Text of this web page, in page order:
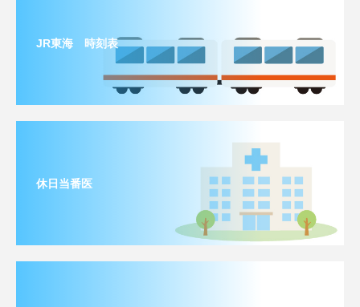
JR東海 時刻表
休日当番医